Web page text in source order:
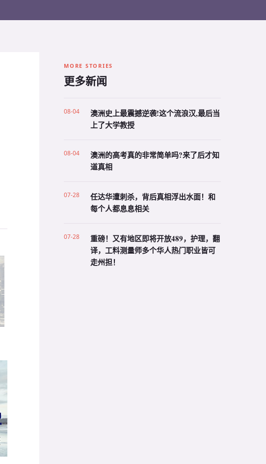
MORE STORIES
更多新闻
08-04
澳洲史上最震撼逆袭!这个流浪汉,最后当
上了大学教授
08-04
澳洲的高考真的非常简单吗?来了后才知
道真相
07-28
任达华遭刺杀，背后真相浮出水面！和
每个人都息息相关
07-28
重磅！又有地区即将开放489，护理，翻
译，工料测量师多个华人热门职业皆可
走州担！